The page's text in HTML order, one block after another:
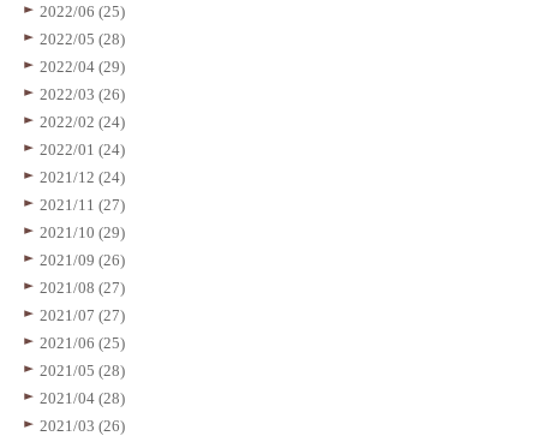
2022/06 (25)
2022/05 (28)
2022/04 (29)
2022/03 (26)
2022/02 (24)
2022/01 (24)
2021/12 (24)
2021/11 (27)
2021/10 (29)
2021/09 (26)
2021/08 (27)
2021/07 (27)
2021/06 (25)
2021/05 (28)
2021/04 (28)
2021/03 (26)